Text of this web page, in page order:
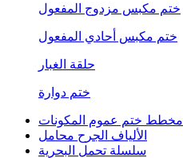
ختم مكبس مزدوج المفعول
ختم مكبس أحادي المفعول
حلقة الغبار
ختم دوارة
مخطط ختم عموم المكونات
الألياف الجرح محامل
سلسلة تحمل البحرية